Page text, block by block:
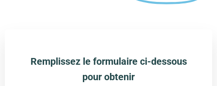
Remplissez le formulaire ci-dessous
pour obtenir